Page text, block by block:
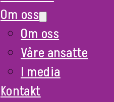
Om oss
Om oss
Våre ansatte
I media
Kontakt